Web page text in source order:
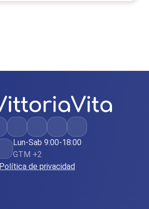
Lun-Sab 9:00-18:00
GTM +2
Política de privacidad